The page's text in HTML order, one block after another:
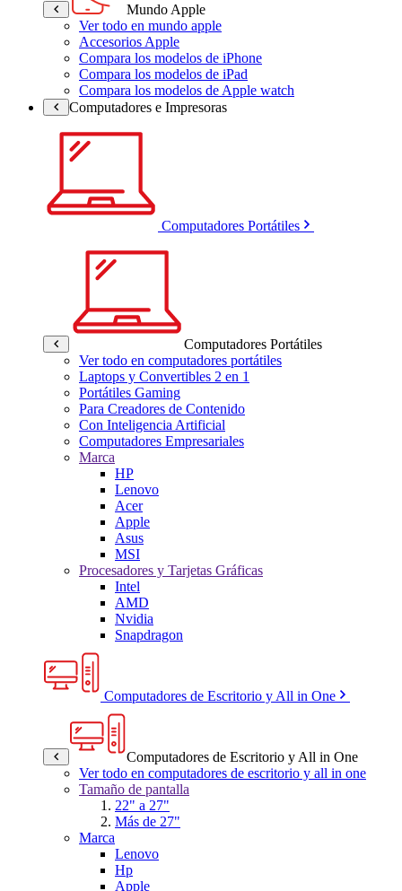
Mundo Apple
Ver todo en mundo apple
Accesorios Apple
Compara los modelos de iPhone
Compara los modelos de iPad
Compara los modelos de Apple watch
Computadores e Impresoras
Computadores Portátiles
Computadores Portátiles
Ver todo en computadores portátiles
Laptops y Convertibles 2 en 1
Portátiles Gaming
Para Creadores de Contenido
Con Inteligencia Artificial
Computadores Empresariales
Marca
HP
Lenovo
Acer
Apple
Asus
MSI
Procesadores y Tarjetas Gráficas
Intel
AMD
Nvidia
Snapdragon
Computadores de Escritorio y All in One
Computadores de Escritorio y All in One
Ver todo en computadores de escritorio y all in one
Tamaño de pantalla
22" a 27"
Más de 27"
Marca
Lenovo
Hp
Apple